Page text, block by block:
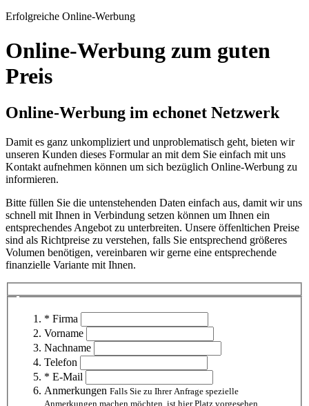
Erfolgreiche Online-Werbung
Online-Werbung zum guten
Preis
Online-Werbung im echonet Netzwerk
Damit es ganz unkompliziert und unproblematisch geht, bieten wir
unseren Kunden dieses Formular an mit dem Sie einfach mit uns
Kontakt aufnehmen können um sich bezüglich Online-Werbung zu
informieren.
Bitte füllen Sie die untenstehenden Daten einfach aus, damit wir uns
schnell mit Ihnen in Verbindung setzen können um Ihnen ein
entsprechendes Angebot zu unterbreiten. Unsere öffenltichen Preise
sind als Richtpreise zu verstehen, falls Sie entsprechend größeres
Volumen benötigen, vereinbaren wir gerne eine entsprechende
finanzielle Variante mit Ihnen.
* Firma
Vorname
Nachname
Telefon
* E-Mail
Anmerkungen Falls Sie zu Ihrer Anfrage spezielle
Anmerkungen machen möchten, ist hier Platz vorgesehen.